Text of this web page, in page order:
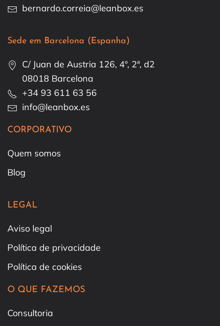
bernardo.correia@leanbox.es
Sede em Barcelona (Espanha)
C/ Juan de Austria 126, 4º, 2ª, d2
08018 Barcelona
+34 93 611 63 56
info@leanbox.es
CORPORATIVO
Quem somos
Blog
LEGAL
Aviso legal
Política de privacidade
Política de cookies
O QUE FAZEMOS
Consultoria